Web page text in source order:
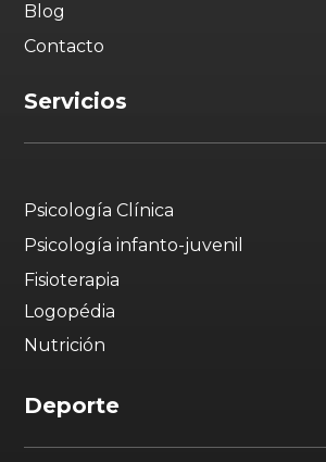
Blog
Contacto
Servicios
Psicología Clínica
Psicología infanto-juvenil
Fisioterapia
Logopédia
Nutrición
Deporte